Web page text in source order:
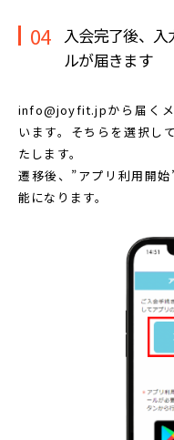
04 入会完了後、
ルが届きます
info@joyfit.jpから届く
います。 そちらを選択し
たします。
遷移後、”アプリ利用開
能になります。